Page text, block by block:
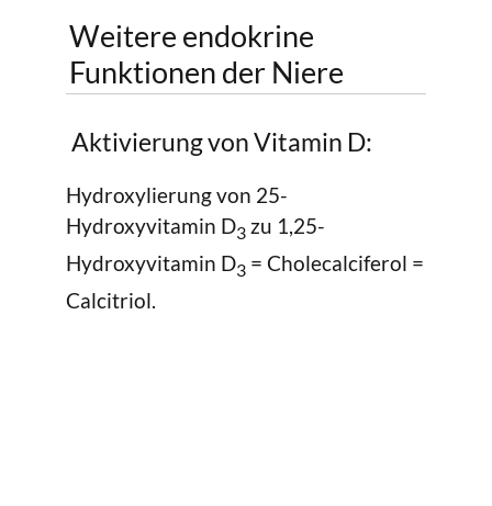
Weitere endokrine
Funktionen der Niere
Aktivierung von Vitamin D:
Hydroxylierung von 25-
Hydroxyvitamin D3 zu 1,25-
Hydroxyvitamin D3 = Cholecalciferol =
Calcitriol.